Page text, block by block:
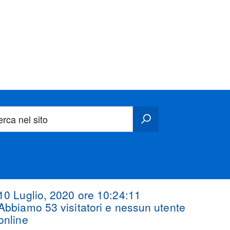
nel sito
Luglio, 2020 ore 10:24:12
53 visitatori e nessun utente